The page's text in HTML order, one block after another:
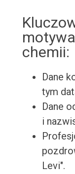
chemii:
Dane
tym
Dane
i
Levi".